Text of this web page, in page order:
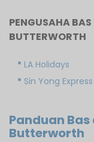
PENGUSAHA BAS
BUTTERWORTH
LA Holidays
Sin Yong Express
Panduan
Butterworth